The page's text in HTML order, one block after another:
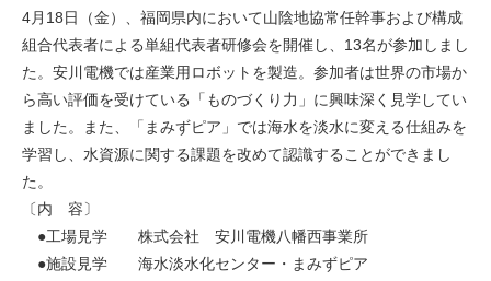
4月18日（金）、福岡県内において山陰地協常任幹事および構成
組合代表者による単組代表者研修会を開催し、13名が参加しまし
た。安川電機では産業用ロボットを製造。参加者は世界の市場か
ら高い評価を受けている「ものづくり力」に興味深く見学してい
ました。また、「まみずピア」では海水を淡水に変える仕組みを
学習し、水資源に関する課題を改めて認識することができまし
た。
〔内 容〕
●工場見学 株式会社 安川電機八幡西事業所
●施設見学 海水淡水化センター・まみずピア